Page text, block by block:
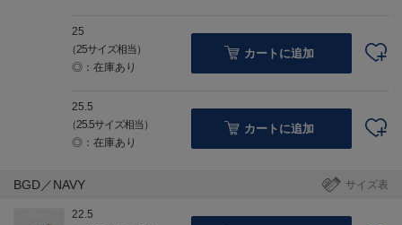
25
（25サイズ相当）
◎：在庫あり
カートに追加
25.5
（25.5サイズ相当）
◎：在庫あり
カートに追加
サイズ表
BGD／NAVY
22.5